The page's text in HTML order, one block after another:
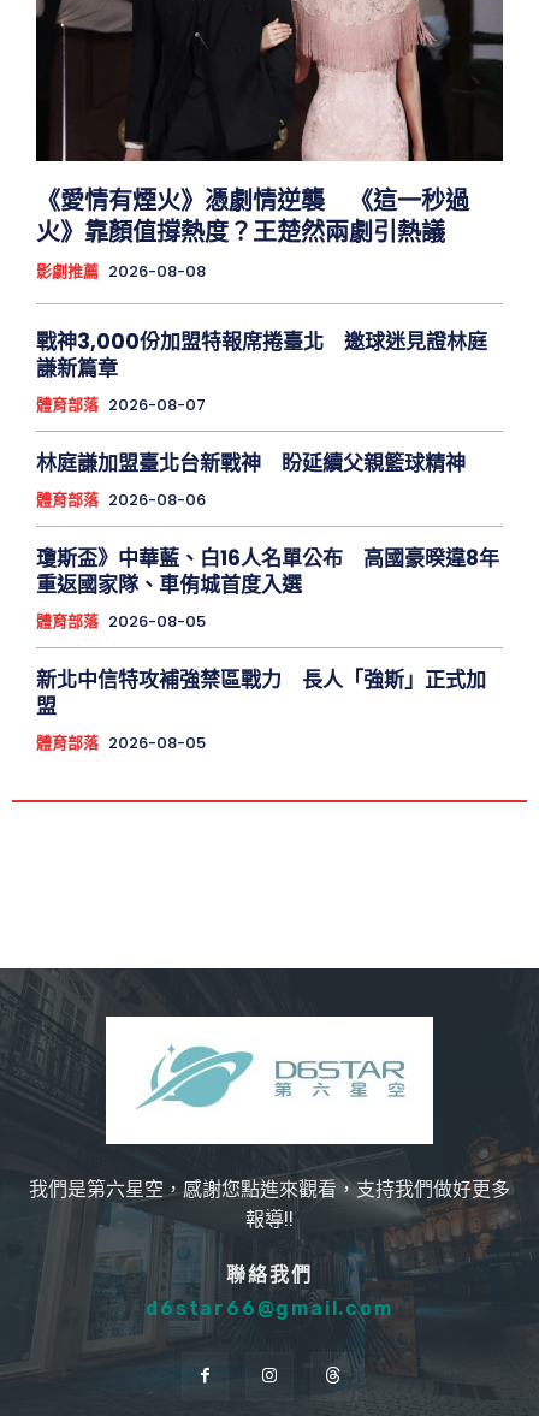
《愛情有煙火》憑劇情逆襲 《這一秒過
火》靠顏值撐熱度？王楚然兩劇引熱議
影劇推薦 2026-08-08
戰神3,000份加盟特報席捲臺北 邀球迷見證林庭
謙新篇章
體育部落 2026-08-07
林庭謙加盟臺北台新戰神 盼延續父親籃球精神
體育部落 2026-08-06
瓊斯盃》中華藍、白16人名單公布 高國豪暌違8年
重返國家隊、車侑城首度入選
體育部落 2026-08-05
新北中信特攻補強禁區戰力 長人「強斯」正式加
盟
體育部落 2026-08-05
我們是第六星空，感謝您點進來觀看，支持我們做好更多
報導!!
聯絡我們
d6star66@gmail.com